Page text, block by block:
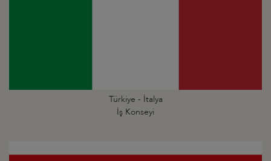
Türkiye - İtalya
İş Konseyi